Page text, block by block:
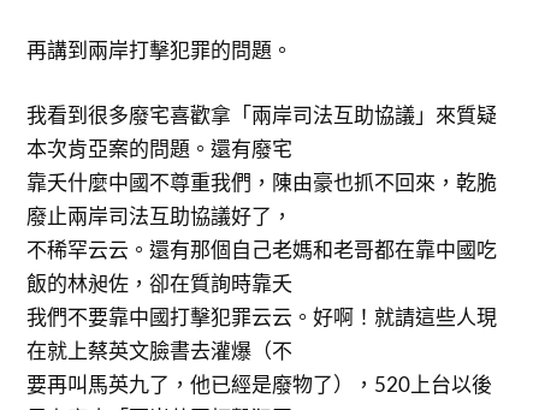
再講到兩岸打擊犯罪的問題。
我看到很多廢宅喜歡拿「兩岸司法互助協議」來質疑
本次肯亞案的問題。還有廢宅
靠夭什麼中國不尊重我們，陳由豪也抓不回來，乾脆
廢止兩岸司法互助協議好了，
不稀罕云云。還有那個自己老媽和老哥都在靠中國吃
飯的林昶佐，卻在質詢時靠夭
我們不要靠中國打擊犯罪云云。好啊！就請這些人現
在就上蔡英文臉書去灌爆（不
要再叫馬英九了，他已經是廢物了），520上台以後